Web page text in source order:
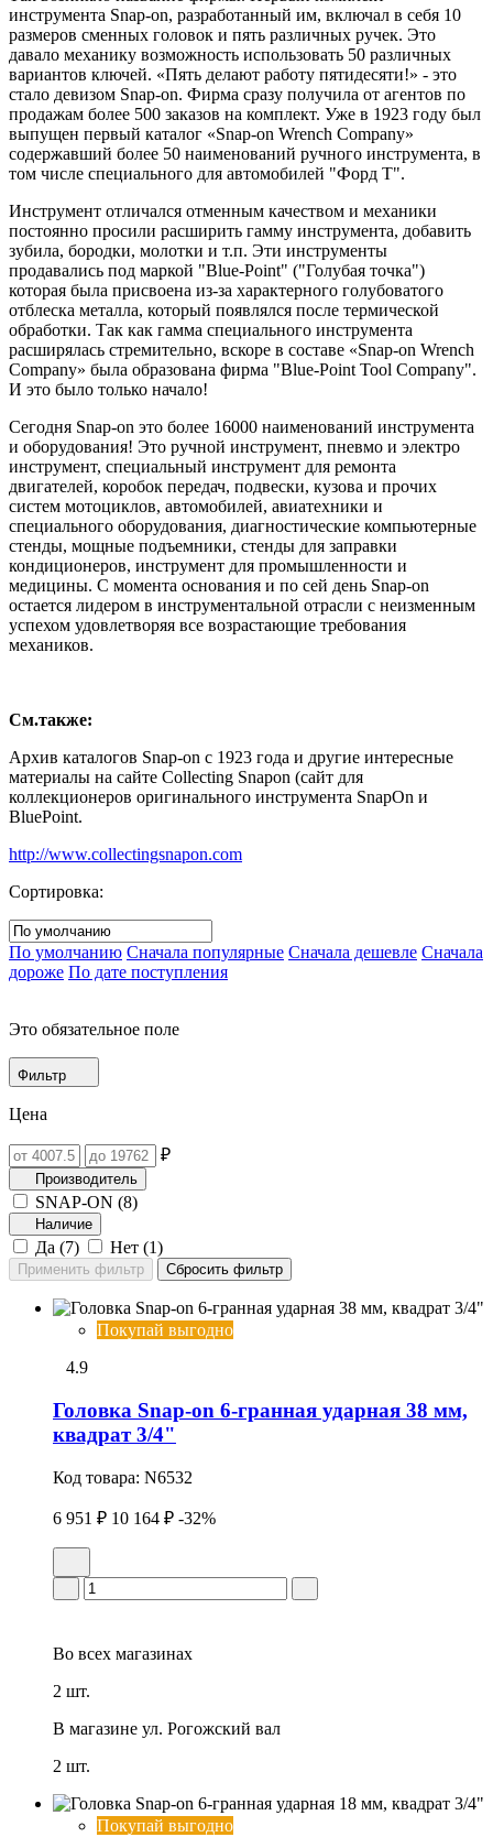
инструмента Snap-on, разработанный им, включал в себя 10
размеров сменных головок и пять различных ручек. Это
давало механику возможность использовать 50 различных
вариантов ключей. «Пять делают работу пятидесяти!» - это
стало девизом Snap-on. Фирма сразу получила от агентов по
продажам более 500 заказов на комплект. Уже в 1923 году был
выпущен первый каталог «Snap-on Wrench Company»
содержавший более 50 наименований ручного инструмента, в
том числе специального для автомобилей "Форд Т".
Инструмент отличался отменным качеством и механики
постоянно просили расширить гамму инструмента, добавить
зубила, бородки, молотки и т.п. Эти инструменты
продавались под маркой "Blue-Point" ("Голубая точка")
которая была присвоена из-за характерного голубоватого
отблеска металла, который появлялся после термической
обработки. Так как гамма специального инструмента
расширялась стремительно, вскоре в составе «Snap-on Wrench
Company» была образована фирма "Blue-Point Tool Company".
И это было только начало!
Сегодня Snap-on это более 16000 наименований инструмента
и оборудования! Это ручной инструмент, пневмо и электро
инструмент, специальный инструмент для ремонта
двигателей, коробок передач, подвески, кузова и прочих
систем мотоциклов, автомобилей, авиатехники и
специального оборудования, диагностические компьютерные
стенды, мощные подъемники, стенды для заправки
кондиционеров, инструмент для промышленности и
медицины. С момента основания и по сей день Snap-on
остается лидером в инструментальной отрасли с неизменным
успехом удовлетворяя все возрастающие требования
механиков.
См.также:
Архив каталогов Snap-on с 1923 года и другие интересные
материалы на сайте Collecting Snapon (сайт для
коллекционеров оригинального инструмента SnapOn и
BluePoint.
http://www.collectingsnapon.com
Сортировка:
По умолчанию Сначала популярные Сначала дешевле Сначала
дороже По дате поступления
Это обязательное поле
Фильтр
Цена
₽
Производитель
SNAP-ON (8)
Наличие
Да (7) Нет (1)
Покупай выгодно
4.9
Головка Snap-on 6-гранная ударная 38 мм,
квадрат 3/4"
Код товара: N6532
6 951 ₽ 10 164 ₽ -32%
Во всех магазинах
2 шт.
В магазине ул. Рогожский вал
2 шт.
Покупай выгодно